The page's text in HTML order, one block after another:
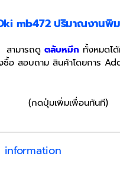
mb472 ปริมาณงานพิ
สามารถดู ตลับหมึก ทั้งหมดไ
ซื้อ สอบถาม สินค้าโดยการ
(กดปุ่มเพิ่มเพื่อนทันที)